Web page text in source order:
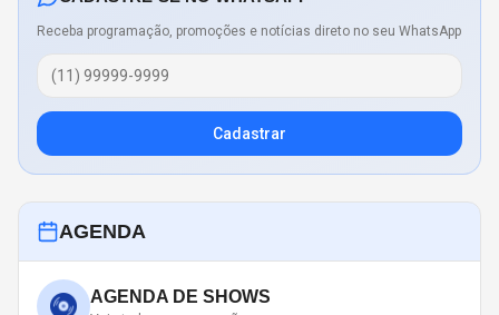
Receba programação, promoções e notícias direto no seu WhatsApp
Cadastrar
AGENDA
AGENDA DE SHOWS